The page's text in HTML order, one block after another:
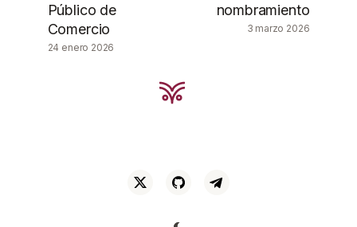
Público de
Comercio
24 enero 2026
nombramiento
3 marzo 2026